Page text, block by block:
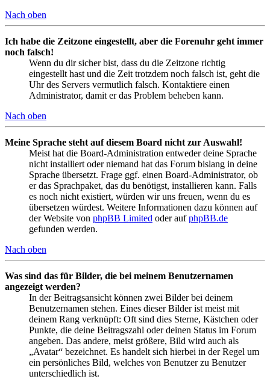
Nach oben
Ich habe die Zeitzone eingestellt, aber die Forenuhr geht immer
noch falsch!
Wenn du dir sicher bist, dass du die Zeitzone richtig
eingestellt hast und die Zeit trotzdem noch falsch ist, geht die
Uhr des Servers vermutlich falsch. Kontaktiere einen
Administrator, damit er das Problem beheben kann.
Nach oben
Meine Sprache steht auf diesem Board nicht zur Auswahl!
Meist hat die Board-Administration entweder deine Sprache
nicht installiert oder niemand hat das Forum bislang in deine
Sprache übersetzt. Frage ggf. einen Board-Administrator, ob
er das Sprachpaket, das du benötigst, installieren kann. Falls
es noch nicht existiert, würden wir uns freuen, wenn du es
übersetzen würdest. Weitere Informationen dazu können auf
der Website von phpBB Limited oder aufphpBB.de
gefunden werden.
Nach oben
Was sind das für Bilder, die bei meinem Benutzernamen
angezeigt werden?
In der Beitragsansicht können zwei Bilder bei deinem
Benutzernamen stehen. Eines dieser Bilder ist meist mit
deinem Rang verknüpft: Oft sind dies Sterne, Kästchen oder
Punkte, die deine Beitragszahl oder deinen Status im Forum
angeben. Das andere, meist größere, Bild wird auch als
„Avatar“ bezeichnet. Es handelt sich hierbei in der Regel um
ein persönliches Bild, welches von Benutzer zu Benutzer
unterschiedlich ist.